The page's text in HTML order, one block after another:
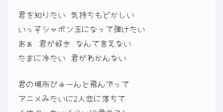
君を知りたい 気持ちもどかしい
いっそシャボン玉になって弾けたい
あぁ 君が好き なんて言えない
たまに冷たい 君がわかんない
君の場所びゅーんと飛んでって
アニメみたいに2人恋に落ちて